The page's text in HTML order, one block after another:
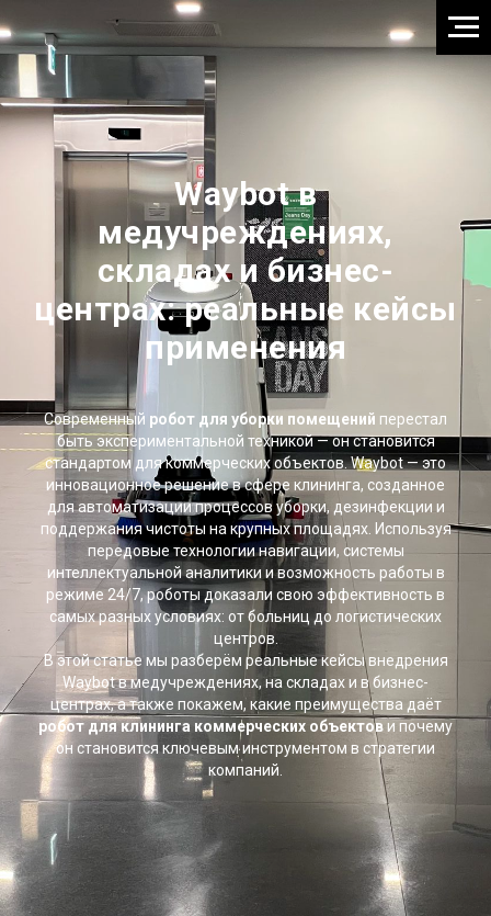
Waybot в
медучреждениях,
складах и бизнес-
центрах: реальные кейсы
применения
Современный робот для уборки помещений перестал
быть экспериментальной техникой — он становится
стандартом для коммерческих объектов. Waybot — это
инновационное решение в сфере клининга, созданное
для автоматизации процессов уборки, дезинфекции и
поддержания чистоты на крупных площадях. Используя
передовые технологии навигации, системы
интеллектуальной аналитики и возможность работы в
режиме 24/7, роботы доказали свою эффективность в
самых разных условиях: от больниц до логистических
центров.
В этой статье мы разберём реальные кейсы внедрения
Waybot в медучреждениях, на складах и в бизнес-
центрах, а также покажем, какие преимущества даёт
робот для клининга коммерческих объектов и почему
он становится ключевым инструментом в стратегии
компаний.